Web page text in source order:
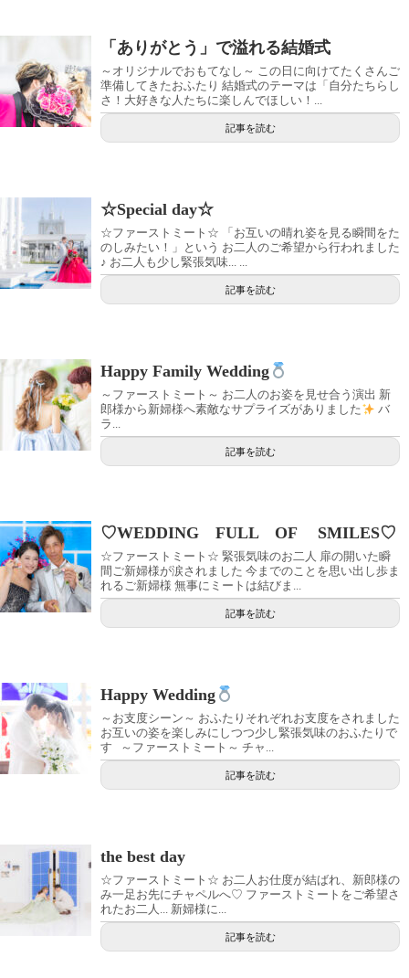
「ありがとう」で溢れる結婚式
～オリジナルでおもてなし～ この日に向けてたくさんご
準備してきたおふたり 結婚式のテーマは「自分たちらし
さ！大好きな人たちに楽しんでほしい！...
記事を読む
☆Special day☆
☆ファーストミート☆ 「お互いの晴れ姿を見る瞬間をた
のしみたい！」という お二人のご希望から行われました
♪ お二人も少し緊張気味... ...
記事を読む
Happy Family Wedding
～ファーストミート～ お二人のお姿を見せ合う演出 新
郎様から新婦様へ素敵なサプライズがありました
バ
ラ...
記事を読む
♡WEDDING FULL OF SMILES♡
☆ファーストミート☆ 緊張気味のお二人 扉の開いた瞬
間ご新婦様が涙されました 今までのことを思い出し歩ま
れるご新婦様 無事にミートは結びま...
記事を読む
Happy Wedding
～お支度シーン～ おふたりそれぞれお支度をされました
お互いの姿を楽しみにしつつ少し緊張気味のおふたりで
す ～ファーストミート～ チャ...
記事を読む
the best day
☆ファーストミート☆ お二人お仕度が結ばれ、新郎様の
み一足お先にチャペルへ♡ ファーストミートをご希望さ
れたお二人... 新婦様に...
記事を読む